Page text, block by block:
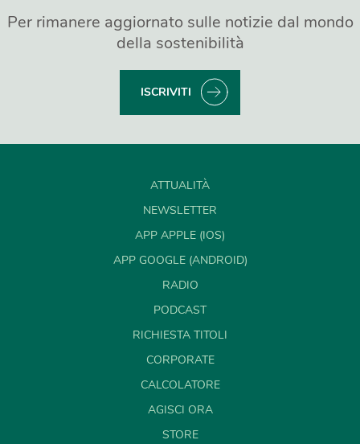
Per rimanere aggiornato sulle notizie dal mondo
della sostenibilità
ISCRIVITI
ATTUALITÀ
NEWSLETTER
APP APPLE (IOS)
APP GOOGLE (ANDROID)
RADIO
PODCAST
RICHIESTA TITOLI
CORPORATE
CALCOLATORE
AGISCI ORA
STORE